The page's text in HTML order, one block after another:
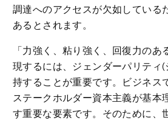
調達へのアクセスが欠如している
あるとされます。
「力強く、粘り強く、回復力のあ
現するには、ジェンダーパリティ
持することが重要です。ビジネス
ステークホルダー資本主義が基本
す重要な要素です。そのために、